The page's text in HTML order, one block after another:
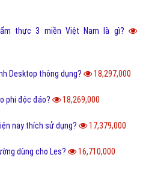
thực 3 miền Việt Nam là gì?
Desktop thông dụng? 18,297,000
phi độc đáo? 18,269,000
nay thích sử dụng? 17,379,000
dùng cho Les? 16,710,000